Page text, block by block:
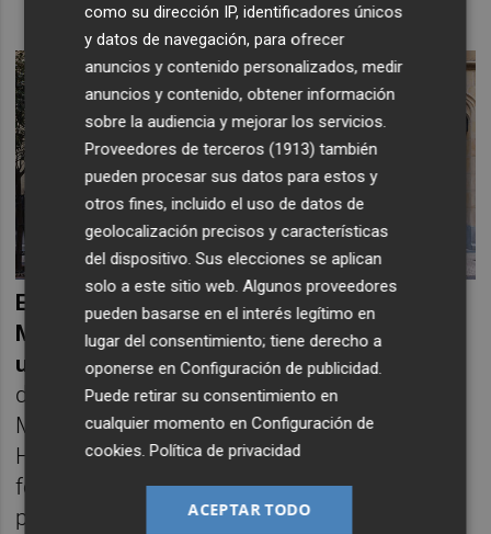
En términos de rentabilidad en noviembre,
Muza Gestión de Activos es la gestora con
un mejor comportamiento, con un avance
de un 27,4%. Está seguida por Cobas Asset
Management, con ganancias del 24,4%, y
Horos AM, que avanzó un 21,9% en sus
fondos el pasado noviembre. Entre las
principales gestoras por patrimonio, Vdos
como su dirección IP, identificadores únicos
y datos de navegación, para ofrecer
anuncios y contenido personalizados, medir
anuncios y contenido, obtener información
sobre la audiencia y mejorar los servicios.
Proveedores de terceros (1913) también
pueden procesar sus datos para estos y
otros fines, incluido el uso de datos de
geolocalización precisos y características
del dispositivo. Sus elecciones se aplican
solo a este sitio web. Algunos proveedores
pueden basarse en el interés legítimo en
lugar del consentimiento; tiene derecho a
oponerse enConfiguración de publicidad
Puede retirar su consentimiento en
cualquier momento enConfiguración de
cookies .Política de privacidad
ACEPTAR TODO